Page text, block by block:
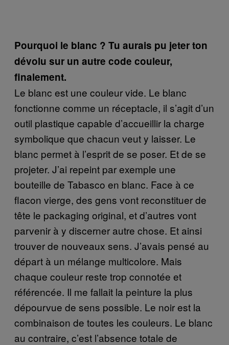
Pourquoi le blanc ? Tu aurais pu jeter ton
dévolu sur un autre code couleur,
finalement.
Le blanc est une couleur vide. Le blanc
fonctionne comme un réceptacle, il s’agit d’un
outil plastique capable d’accueillir la charge
symbolique que chacun veut y laisser. Le
blanc permet à l’esprit de se poser. Et de se
projeter. J’ai repeint par exemple une
bouteille de Tabasco en blanc. Face à ce
flacon vierge, des gens vont reconstituer de
tête le packaging original, et d’autres vont
parvenir à y discerner autre chose. Et ainsi
trouver de nouveaux sens. J’avais pensé au
départ à un mélange multicolore. Mais
chaque couleur reste trop connotée et
référencée. Il me fallait la peinture la plus
dépourvue de sens possible. Le noir est la
combinaison de toutes les couleurs. Le blanc
au contraire, c’est l’absence totale de